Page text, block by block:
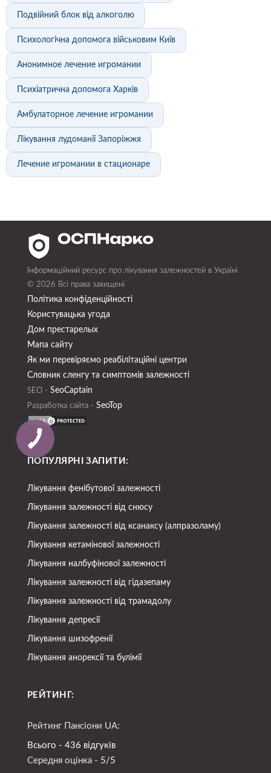
Подвійний блок від алкоголю
Психологічна допомога військовим Київ
Анонимное лечение игромании
Психіатрична допомога Харків
Амбулаторное лечение игромании
Лікування лудоманії Запоріжжя
Лечение игромании в стационаре
Інформаційний ресурс про лікування залежностей в Україні
© 2026 Всі права захищені
Політика конфіденційності
Користувацька угода
Дом престарелых
Мапа сайту
Як ми перевіряємо реабілітаційні центри
Словник сленгу та симптомів залежності
SEO - SeoСaptain
Разработка сайта - SeoTop
ПОПУЛЯРНІ ЗАПИТИ:
Лікування фенібутової залежності
Лікування залежності від снюсу
Лікування залежності від ксанаксу (алпразоламу)
Лікування кетамінової залежності
Лікування налбуфінової залежності
Лікування залежності від гідазепаму
Лікування залежності від трамадолу
Лікування депресії
Лікування шизофренії
Лікування анорексії та булімії
РЕЙТИНГ:
Рейтинг Пансіони UA:
Всього - 436 відгуків
Середня оцінка - 5/5